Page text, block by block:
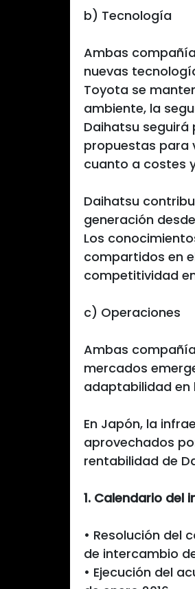
b) Tecnología
Ambas
nuevas
Toyota se
ambiente, la
Daihatsu
propuestas para
cuanto a costes
Daihatsu
generación
Los
compartidos en
competitividad
c) Operaciones
Ambas
mercados
adaptabilidad en
En Japón, la
aprovechados
rentabilidad de
1. Calendario del
• Resolución del
de intercambio
• Ejecución del